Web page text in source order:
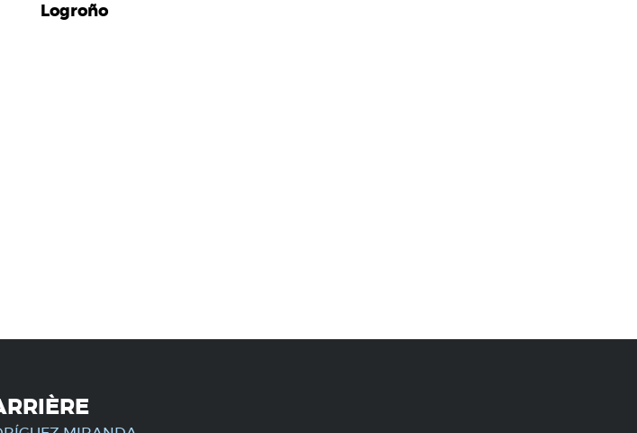
Logroño